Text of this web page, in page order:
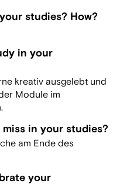
studies? How?
in your
kreativ ausgelebt und
Module im
in your studies?
am Ende des
your